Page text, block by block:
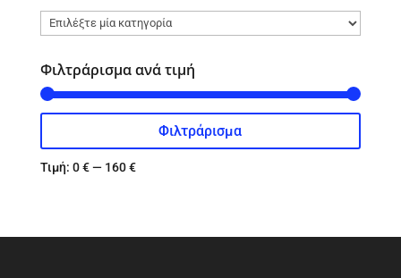
Φιλτράρισμα ανά τιμή
τιμή
τιμή
Φιλτράρισμα
Τιμή: 0 €— 160 €